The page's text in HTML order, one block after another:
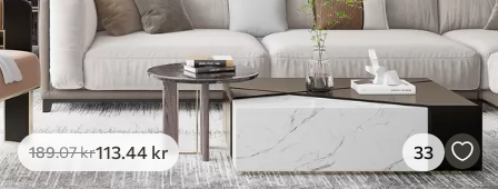
189.07kr113 .44 kr 33